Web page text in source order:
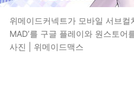
위메이드커넥트가 모바일 서브컬
MAD’를 구글 플레이와 원스토어
사진 | 위메이드맥스